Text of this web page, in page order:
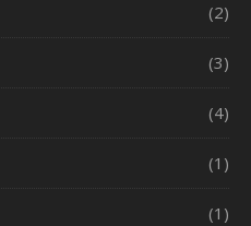
(2)
(3)
(4)
(1)
(1)